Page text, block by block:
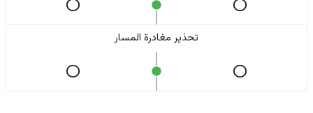
تحذير مغادرة المسار